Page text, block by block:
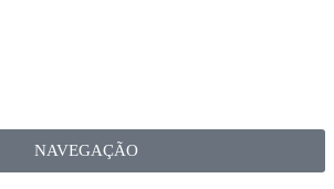
NAVEGAÇÃO